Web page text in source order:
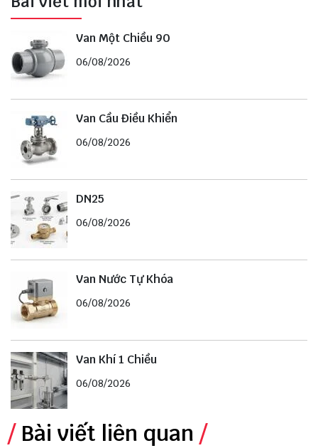
Van Một Chiều 90
06/08/2026
Van Cầu Điều Khiển
06/08/2026
DN25
06/08/2026
Van Nước Tự Khóa
06/08/2026
Van Khí 1 Chiều
06/08/2026
Bài viết liên quan